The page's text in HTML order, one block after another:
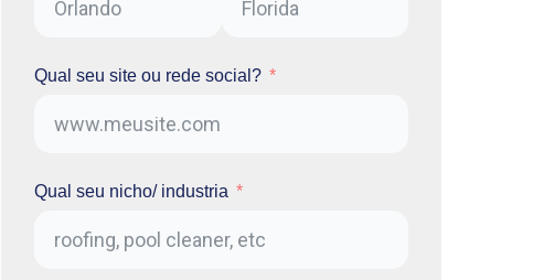
Qual seu site ou rede social?
Qual seu nicho/ industria